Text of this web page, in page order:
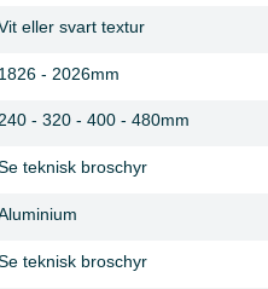
eller svart textur
1826 - 2026mm
- 320 - 400 - 480mm
teknisk broschyr
teknisk broschyr